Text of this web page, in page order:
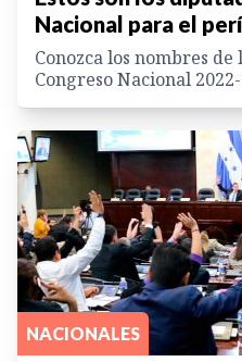
Nacional para el
Conozca los nombres
Congreso Nacional
NACIONALES